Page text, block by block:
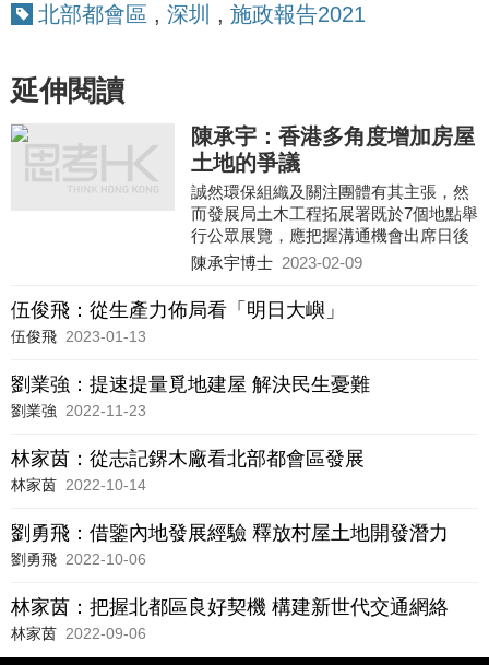
北部都會區 , 深圳 , 施政報告2021
延伸閱讀
陳承宇：香港多角度增加房屋
土地的爭議
誠然環保組織及關注團體有其主張，然
而發展局土木工程拓展署既於7個地點舉
行公眾展覽，應把握溝通機會出席日後
發展局邀請的會議，及參與諮詢去提供
的環境問題，共創香港未來。
陳承宇博士 2023-02-09
伍俊飛：從生產力佈局看「明日大嶼」
伍俊飛 2023-01-13
劉業強：提速提量覓地建屋 解決民生憂難
劉業強 2022-11-23
林家茵：從志記鎅木廠看北部都會區發展
林家茵 2022-10-14
劉勇飛：借鑒內地發展經驗 釋放村屋土地開發潛力
劉勇飛 2022-10-06
林家茵：把握北都區良好契機 構建新世代交通網絡
林家茵 2022-09-06